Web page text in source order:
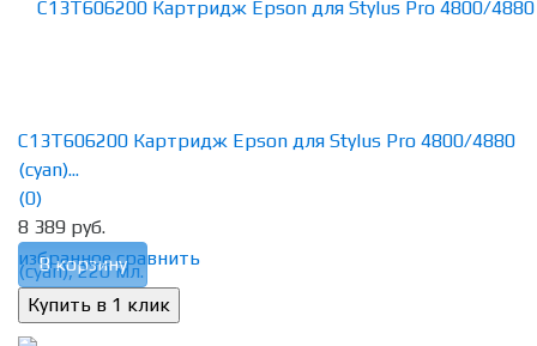
избранное сравнить
C13T606200 Картридж Epson для Stylus Pro 4800/4880
(cyan)...
(0)
8 389 руб.
В корзину